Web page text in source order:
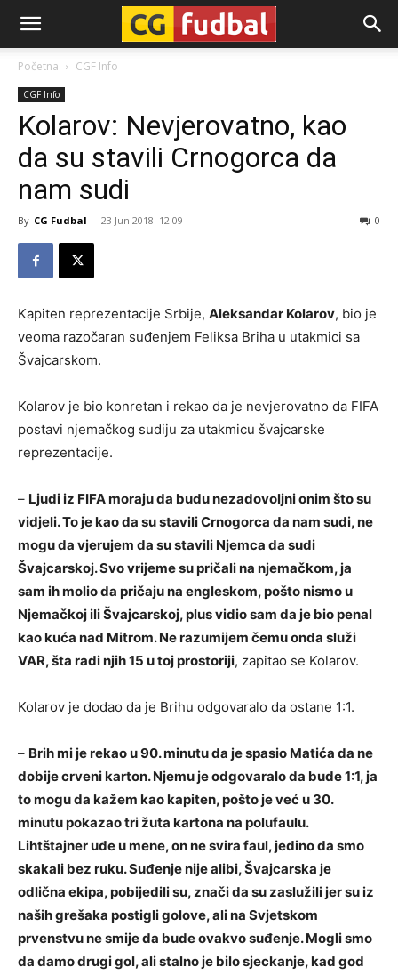
CG-
Fudbal
Početna CGF Info
CGF Info
Kolarov: Nevjerovatno, kao
da su stavili Crnogorca da
nam sudi
By CG Fudbal - 23 Jun 2018. 12:09 0
Kapiten reprezentacije Srbije, Aleksandar Kolarov, bio je
veoma razočaran suđenjem Feliksa Briha u utakmici sa
Švajcarskom.
Kolarov je bio konretan i rekao da je nevjerovatno da FIFA
postavi njemačkog sudiju za utakmicu švajcarske
reprezentacije.
– Ljudi iz FIFA moraju da budu nezadovoljni onim što su
vidjeli. To je kao da su stavili Crnogorca da nam sudi, ne
mogu da vjerujem da su stavili Njemca da sudi
Švajcarskoj. Svo vrijeme su pričali na njemačkom, ja
sam ih molio da pričaju na engleskom, pošto nismo u
Njemačkoj ili Švajcarskoj, plus vidio sam da je bio penal
kao kuća nad Mitrom. Ne razumijem čemu onda služi
VAR, šta radi njih 15 u toj prostoriji, zapitao se Kolarov.
Kolarov je dodao da je Brihu odgovaralo da ostane 1:1.
– Brih mi je rekao u 90. minutu da je spasio Matića da ne
dobije crveni karton. Njemu je odgovaralo da bude 1:1, ja
to mogu da kažem kao kapiten, pošto je već u 30.
minutu pokazao tri žuta kartona na polufaulu.
Lihtštajner uđe u mene, on ne svira faul, jedino da smo
skakali bez ruku. Suđenje nije alibi, Švajcarska je
odlična ekipa, pobijedili su, znači da su zaslužili jer su iz
naših grešaka postigli golove, ali na Svjetskom
prvenstvu ne smije da bude ovakvo suđenje. Mogli smo
da damo drugi gol, ali stalno je bilo sjeckanje, kad god